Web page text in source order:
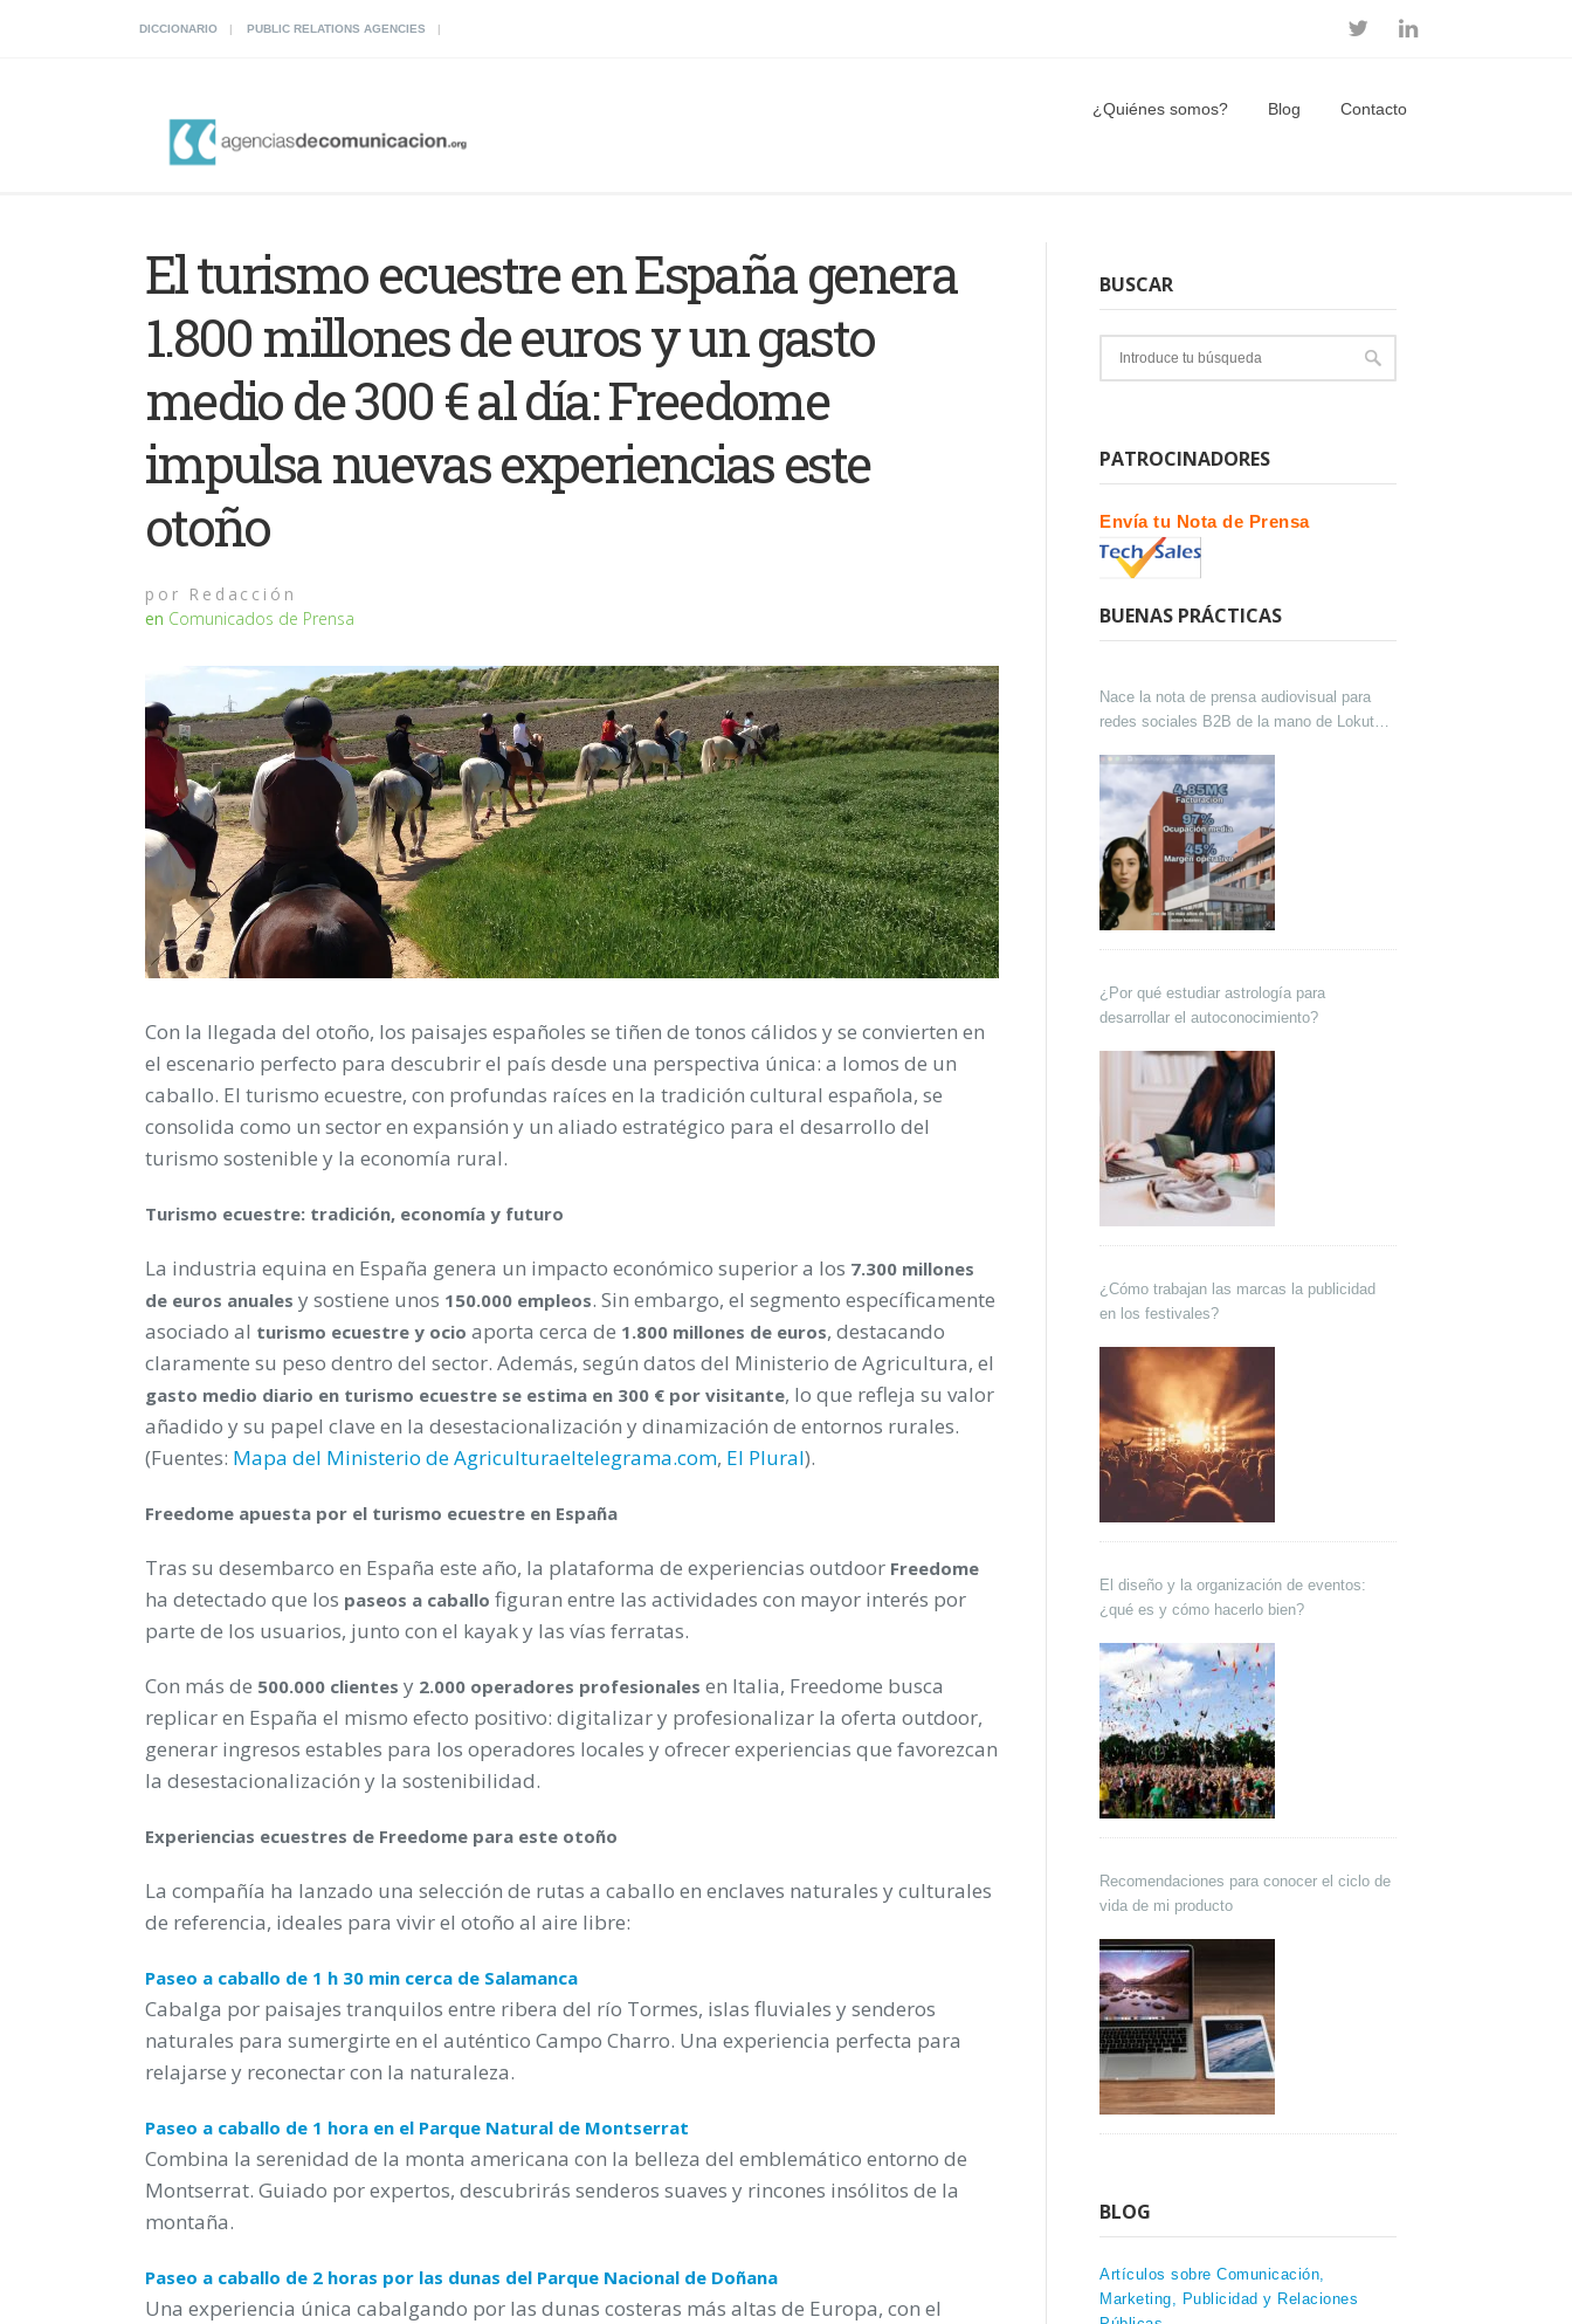
DICCIONARIO PUBLIC RELATIONS AGENCIES
¿Quiénes somos? Blog Contacto
El turismo ecuestre en España genera
1.800 millones de euros y un gasto
medio de 300 € al día: Freedome
impulsa nuevas experiencias este
otoño
por Redacción
en Comunicados de Prensa
Con la llegada del otoño, los paisajes españoles se tiñen de tonos cálidos y se convierten en
el escenario perfecto para descubrir el país desde una perspectiva única: a lomos de un
caballo. El turismo ecuestre, con profundas raíces en la tradición cultural española, se
consolida como un sector en expansión y un aliado estratégico para el desarrollo del
turismo sostenible y la economía rural.
Turismo ecuestre: tradición, economía y futuro
La industria equina en España genera un impacto económico superior a los 7.300 millones
de euros anuales y sostiene unos 150.000 empleos. Sin embargo, el segmento específicamente
asociado al turismo ecuestre y ocio aporta cerca de 1.800 millones de euros, destacando
claramente su peso dentro del sector. Además, según datos del Ministerio de Agricultura, el
gasto medio diario en turismo ecuestre se estima en 300 € por visitante, lo que refleja su valor
añadido y su papel clave en la desestacionalización y dinamización de entornos rurales.
(Fuentes: Mapa del Ministerio de Agriculturaeltelegrama.com, El Plural).
Freedome apuesta por el turismo ecuestre en España
Tras su desembarco en España este año, la plataforma de experiencias outdoor Freedome
ha detectado que los paseos a caballo figuran entre las actividades con mayor interés por
parte de los usuarios, junto con el kayak y las vías ferratas.
Con más de 500.000 clientes y 2.000 operadores profesionales en Italia, Freedome busca
replicar en España el mismo efecto positivo: digitalizar y profesionalizar la oferta outdoor,
generar ingresos estables para los operadores locales y ofrecer experiencias que favorezcan
la desestacionalización y la sostenibilidad.
Experiencias ecuestres de Freedome para este otoño
La compañía ha lanzado una selección de rutas a caballo en enclaves naturales y culturales
de referencia, ideales para vivir el otoño al aire libre:
Paseo a caballo de 1 h 30 min cerca de Salamanca
Cabalga por paisajes tranquilos entre ribera del río Tormes, islas fluviales y senderos
naturales para sumergirte en el auténtico Campo Charro. Una experiencia perfecta para
relajarse y reconectar con la naturaleza.
Paseo a caballo de 1 hora en el Parque Natural de Montserrat
Combina la serenidad de la monta americana con la belleza del emblemático entorno de
Montserrat. Guiado por expertos, descubrirás senderos suaves y rincones insólitos de la
montaña.
Paseo a caballo de 2 horas por las dunas del Parque Nacional de Doñana
Una experiencia única cabalgando por las dunas costeras más altas de Europa, con el
BUSCAR
PATROCINADORES
Envía tu Nota de Prensa
BUENAS PRÁCTICAS
Nace la nota de prensa audiovisual para
redes sociales B2B de la mano de Lokutor
¿Por qué estudiar astrología para
desarrollar el autoconocimiento?
¿Cómo trabajan las marcas la publicidad
en los festivales?
El diseño y la organización de eventos:
¿qué es y cómo hacerlo bien?
Recomendaciones para conocer el ciclo de
vida de mi producto
BLOG
Artículos sobre Comunicación,
Marketing, Publicidad y Relaciones